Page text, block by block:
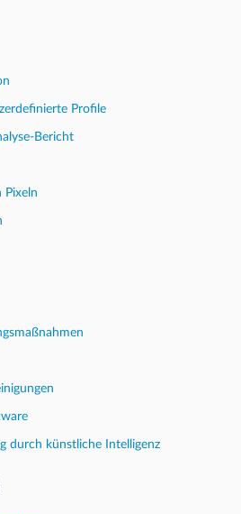
Profile
Bericht
Pixeln
durch künstliche Intelligenz